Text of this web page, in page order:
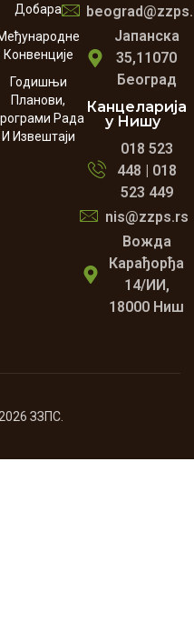
Добара
Конвенције
Годишњи
Планови,
Рада
И Извештаји
Јапанска
35,11070
Београд
Канцеларија
у Нишу
018 523
448 | 018
523 449
nis@zzps.rs
Вожда
Карађорђа
14/ИИ,
18000 Ниш
ЗЗПС.